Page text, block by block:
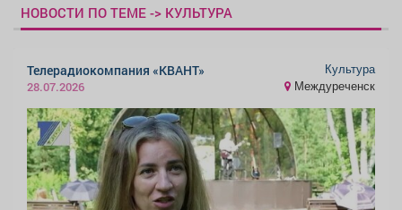
НОВОСТИ ПО ТЕМЕ -> КУЛЬТУРА
Телерадиокомпания «КВАНТ»
28.07.2026
Культура
Междуреченск